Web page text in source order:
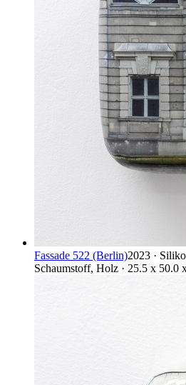
Fassade 522 (Berlin)2023 ·
Schaumstoff, Holz · 25.5 x 50.0